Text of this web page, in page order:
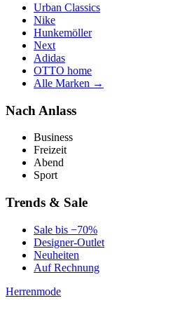
Urban Classics
Nike
Hunkemöller
Next
Adidas
OTTO home
Alle Marken →
Nach Anlass
Business
Freizeit
Abend
Sport
Trends & Sale
Sale bis −70%
Designer-Outlet
Neuheiten
Auf Rechnung
Herrenmode